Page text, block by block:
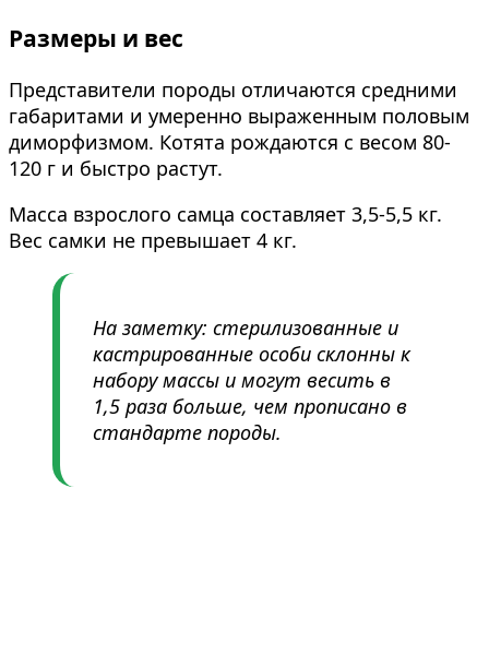
Размеры и вес
Представители породы отличаются средними
габаритами и умеренно выраженным половым
диморфизмом. Котята рождаются с весом 80-
120 г и быстро растут.
Масса взрослого самца составляет 3,5-5,5 кг.
Вес самки не превышает 4 кг.
На заметку: стерилизованные и
кастрированные особи склонны к
набору массы и могут весить в
1,5 раза больше, чем прописано в
стандарте породы.